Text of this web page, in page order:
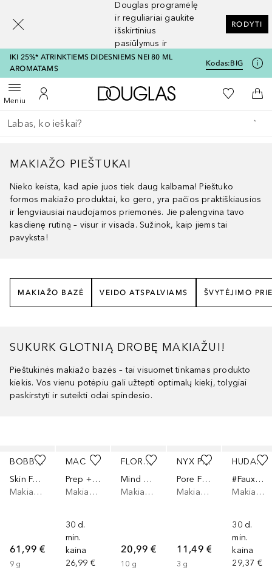
Douglas programėlę
ir reguliariai gaukite
išskirtinius
pasiūlymus ir
nuolaidas
RODYTI
IKI 25%* ATRINKTIEMS DIDESNIEMS NEI 80 ML
AROMATAMS
Kodas:BIG
MeniuAtidaryti meniuĮ mano paskyrą
Į Douglas pagrindinį
Į mano
Į
Grįžk atgal
Vykdykite paiešką
MAKIAŽO PIEŠTUKAI
Nieko keista, kad apie juos tiek daug kalbama! Pieštuko
formos makiažo produktai, ko gero, yra pačios praktiškiausios
ir lengviausiai naudojamos priemonės. Jie palengvina tavo
kasdienę rutiną – visur ir visada. Sužinok, kaip jiems tai
pavyksta!
MAKIAŽO BAZĖ VEIDO ATSPALVIAMS ŠVYTĖJIMO
SUKURK GLOTNIĄ DROBĘ MAKIAŽUI!
Pieštukinės makiažo bazės – tai visuomet tinkamas produkto
kiekis. Vos vienu potėpiu gali užtepti optimalų kiekį, tolygiai
paskirstyti ir suteikti odai spindesio.
BOBBI BROWN
Skin Foundation Stick
Makiažo pagrindas
61,99 €
9 g
MAC
Prep + Prime Pore Refiner Stick
Makiažo bazė
30 d.
min.
kaina
26,99 €
FLORENCE BY MILLS
Mind Over Matte-R Oil Blotting Stick
Makiažo bazė
20,99 €
10 g
NYX PROFESSIONAL MAKEUP
Pore Filler Targeted Stick
Makiažo bazė
11,49 €
3 g
HUDA BEAUTY
#FauxFilter Skin Finish Buildable Coverage Foundation Stick
Makiažo pagrindas
30 d.
min.
kaina
29,37 €
[navigation.slideout.screenreader]